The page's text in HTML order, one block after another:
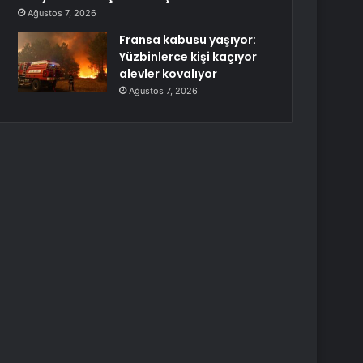
Ağustos 7, 2026
Fransa kabusu yaşıyor:
Yüzbinlerce kişi kaçıyor
alevler kovalıyor
Ağustos 7, 2026